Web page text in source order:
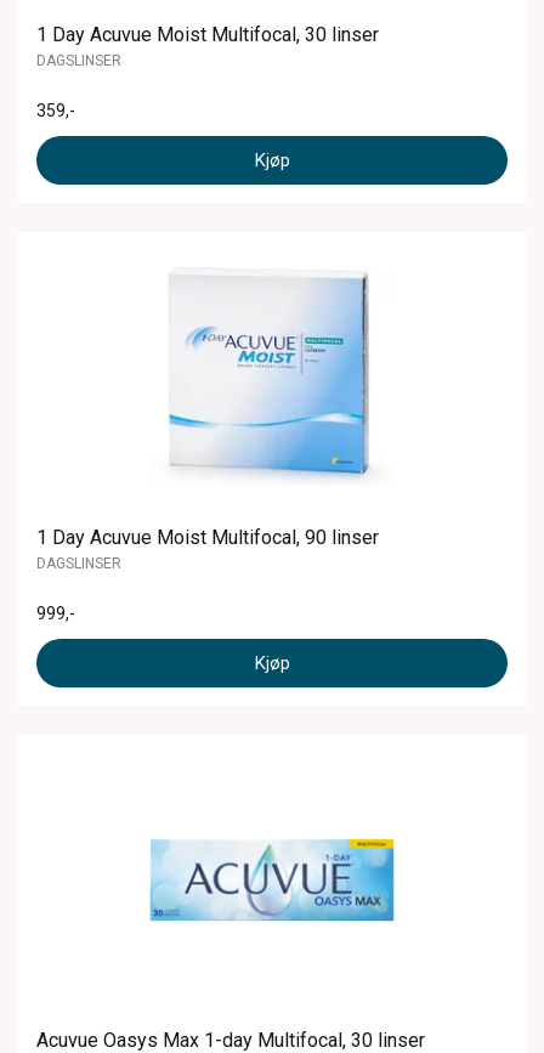
1 Day Acuvue Moist Multifocal, 30 linser
DAGSLINSER
359,-
Kjøp
1 Day Acuvue Moist Multifocal, 90 linser
DAGSLINSER
999,-
Kjøp
Acuvue Oasys Max 1-day Multifocal, 30 linser